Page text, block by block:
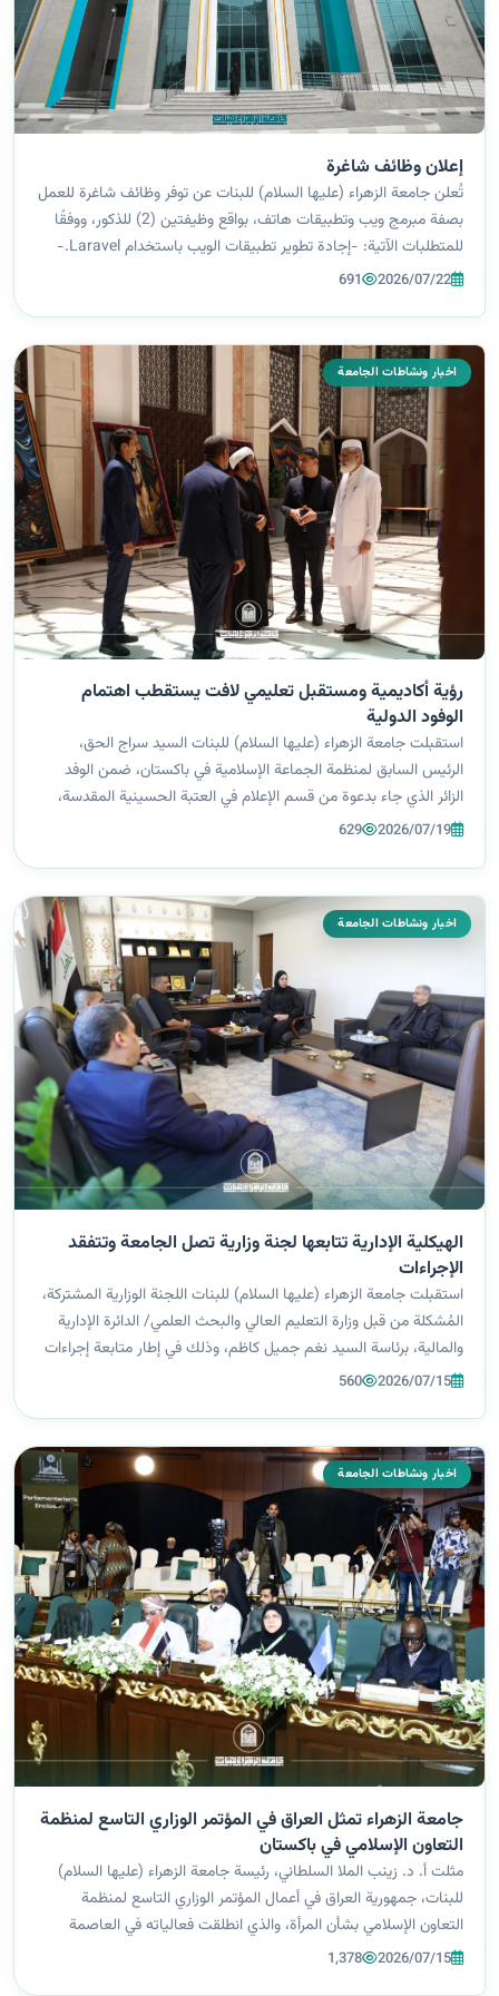
إعلان وظائف شاغرة
تُعلن جامعة الزهراء (عليها السلام) للبنات عن توفر وظائف شاغرة للعمل
بصفة مبرمج ويب وتطبيقات هاتف، بواقع وظيفتين (2) للذكور، ووفقًا
للمتطلبات الآتية: -إجادة تطوير تطبيقات الويب باستخدام Laravel.-
2026/07/22
691
اخبار ونشاطات الجامعة
رؤية أكاديمية ومستقبل تعليمي لافت يستقطب اهتمام
الوفود الدولية
استقبلت جامعة الزهراء (عليها السلام) للبنات السيد سراج الحق،
الرئيس السابق لمنظمة الجماعة الإسلامية في باكستان، ضمن الوفد
الزائر الذي جاء بدعوة من قسم الإعلام في العتبة الحسينية المقدسة،
للاطلاع على أبرز المشاريع الخدمية والإنسانية التي تنفذها العتبة
2026/07/19
629
اخبار ونشاطات الجامعة
الهيكلية الإدارية تتابعها لجنة وزارية تصل الجامعة وتتفقد
الإجراءات
استقبلت جامعة الزهراء (عليها السلام) للبنات اللجنة الوزارية المشتركة،
المُشكلة من قبل وزارة التعليم العالي والبحث العلمي/ الدائرة الإدارية
والمالية، برئاسة السيد نغم جميل كاظم، وذلك في إطار متابعة إجراءات
تنظيم الهيكلية الإدارية لمؤسسات التعليم العالي. وجاءت ا...
2026/07/15
560
اخبار ونشاطات الجامعة
جامعة الزهراء تمثل العراق في المؤتمر الوزاري التاسع لمنظمة
التعاون الإسلامي في باكستان
مثلت أ. د. زينب الملا السلطاني، رئيسة جامعة الزهراء (عليها السلام)
للبنات، جمهورية العراق في أعمال المؤتمر الوزاري التاسع لمنظمة
التعاون الإسلامي بشأن المرأة، والذي انطلقت فعالياته في العاصمة
الباكستانية إسلام آباد، حيث جاء ترشيحها من قبل الأمانة العامة
2026/07/15
1,378